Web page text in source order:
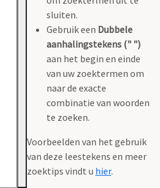
sluiten.
Gebruik een Dubbele
aanhalingstekens (" ")
aan het begin en einde
van uw zoektermen om
naar de exacte
combinatie van woorden
te zoeken.
Voorbeelden van het gebruik
van deze leestekens en meer
zoektips vindt u hier.